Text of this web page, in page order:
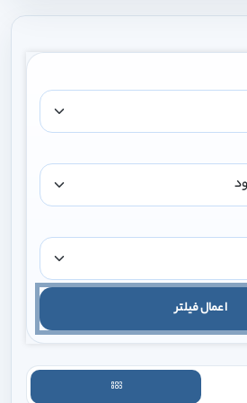
اعمال فیلتر